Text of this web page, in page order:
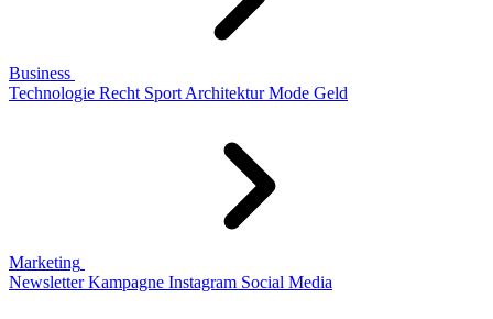
Business
Technologie Recht Sport Architektur Mode Geld
Marketing
Newsletter Kampagne Instagram Social Media